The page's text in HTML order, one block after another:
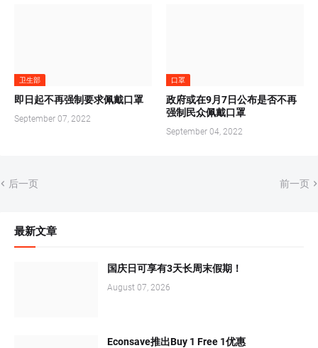
卫生部
即日起不再强制要求佩戴口罩
September 07, 2022
口罩
政府或在9月7日公布是否不再
强制民众佩戴口罩
September 04, 2022
后一页 前一页
最新文章
国庆日可享有3天长周末假期！
August 07, 2026
Econsave推出Buy 1 Free 1优惠